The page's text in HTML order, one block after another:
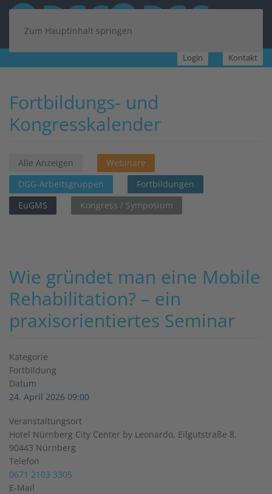
Zum Hauptinhalt springen
Login Kontakt
Fortbildungs- und
Kongresskalender
Alle Anzeigen
Webinare
DGG-Arbeitsgruppen
Fortbildungen
EuGMS
Kongress / Symposium
Wie gründet man eine Mobile
Rehabilitation? – ein
praxisorientiertes Seminar
Kategorie
Fortbildung
Datum
24. April 2026 09:00
Veranstaltungsort
Hotel Nürnberg City Center by Leonardo, Eilgutstraße 8,
90443 Nürnberg
Telefon
0671 2103 3305
E-Mail